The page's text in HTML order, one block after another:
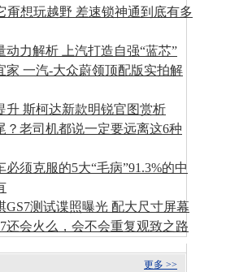
甭想玩越野 差速锁神通到底有多
动力解析 上汽打造自强“蓝芯”
家 一汽-大众蔚领顶配版实拍解
升 斯柯达新款明锐官图赏析
？老司机都说一定要远离这6种
必须克服的5大“毛病”91.3%的中
GS7测试谍照曝光 配大尺寸屏幕
还会火么，会不会重复观致之路
更多 >>